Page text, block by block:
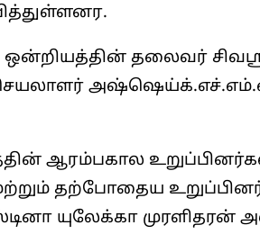
தலைவர்
ஆரம்பகால
தற்போதைய
யுலேக்கா